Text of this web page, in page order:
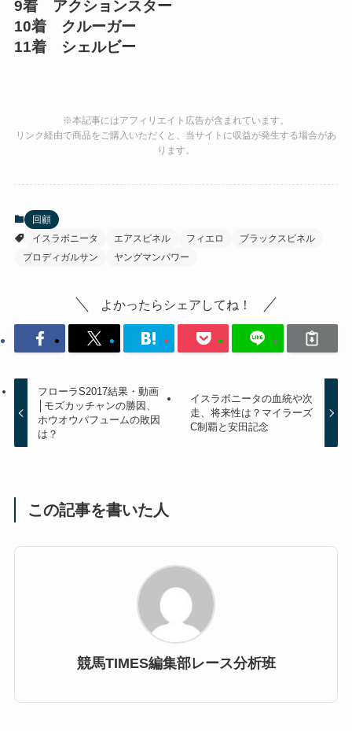
9着 アクションスター
10着 クルーガー
11着 シェルビー
※本記事にはアフィリエイト広告が含まれています。
リンク経由で商品をご購入いただくと、当サイトに収益が発生する場合があ
ります。
回顧
イスラボニータ
エアスピネル フィエロ
ブラックスピネル
プロディガルサン
ヤングマンパワー
よかったらシェアしてね！
フローラS2017結果・動画
│モズカッチャンの勝因、
ホウオウパフュームの敗因
は？
イスラボニータの血統や次
走、将来性は？マイラーズ
C制覇と安田記念
この記事を書いた人
競馬TIMES編集部レース分析班